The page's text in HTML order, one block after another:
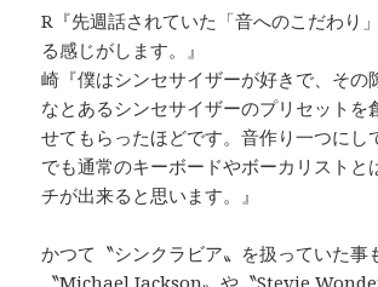
R『先週話されていた「音へのこだわり
る感じがします。』
崎『僕はシンセサイザーが好きで、その
なとあるシンセサイザーのプリセットを
せてもらったほどです。音作り一つにし
でも通常のキーボードやボーカリストと
チが出来ると思います。』
かつて〝シンクラビア〟を扱っていた事
〝Michael Jackson〟や〝Stevie